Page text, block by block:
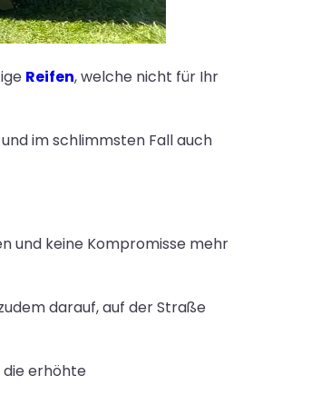
Reifen, welche nicht für Ihr
im schlimmsten Fall auch
und keine Kompromisse mehr
darauf, auf der Straße
die erhöhte